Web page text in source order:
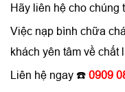
Hãy liên hệ cho
Việc nạp bình chữa
khách yên tâm về chất
Liên hệ ngay ☎️ 0909